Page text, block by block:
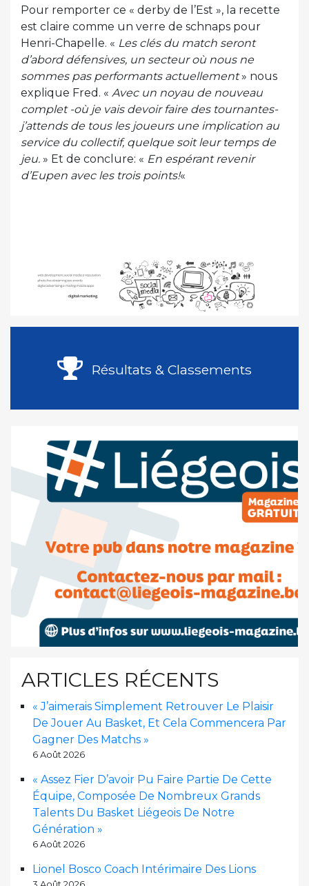
Pour remporter ce « derby de l’Est », la recette
est claire comme un verre de schnaps pour
Henri-Chapelle. « Les clés du match seront
d’abord défensives, un secteur où nous ne
sommes pas performants actuellement» nous
explique Fred. « Avec un noyau de nouveau
complet -où je vais devoir faire des tournantes-
j’attends de tous les joueurs une implication au
service du collectif, quelque soit leur temps de
jeu. » Et de conclure: « En espérant revenir
d’Eupen avec les trois points!«
Résultats & Classements
ARTICLES RÉCENTS
« J’aimerais Simplement Retrouver Le Plaisir
De Jouer Au Basket, Et Cela Commencera Par
Gagner Des Matchs »
6 Août 2026
« Assez Fier D’avoir Pu Faire Partie De Cette
Équipe, Composée De Nombreux Grands
Talents Du Basket Liégeois De Notre
Génération »
6 Août 2026
Lionel Bosco Coach Intérimaire Des Lions